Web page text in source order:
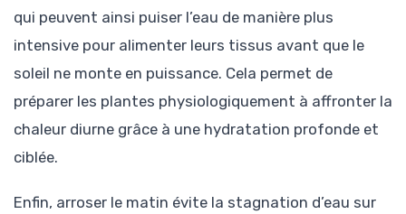
qui peuvent ainsi puiser l’eau de manière plus
intensive pour alimenter leurs tissus avant que le
soleil ne monte en puissance. Cela permet de
préparer les plantes physiologiquement à affronter la
chaleur diurne grâce à une hydratation profonde et
ciblée.
Enfin, arroser le matin évite la stagnation d’eau sur